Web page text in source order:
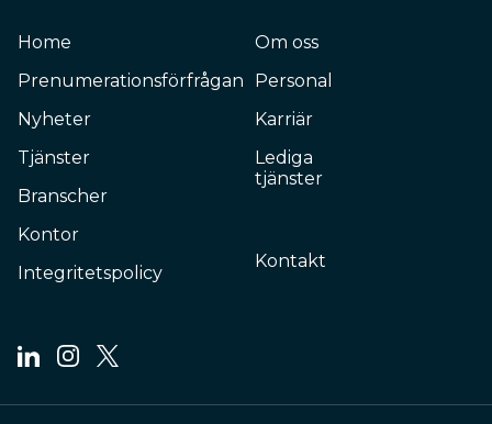
Home
Prenumerationsförfrågan
Nyheter
Tjänster
Branscher
Kontor
Integritetspolicy
Om oss
Personal
Karriär
Lediga
tjänster
Kontakt